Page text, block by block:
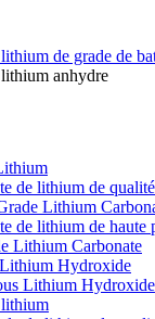
de grade de
anhydre
de lithium de
Lithium
de lithium de haute
Lithium Carbonate
Hydroxide
Lithium Hydroxide